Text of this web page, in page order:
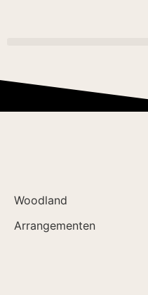
Woodland
Arrangementen